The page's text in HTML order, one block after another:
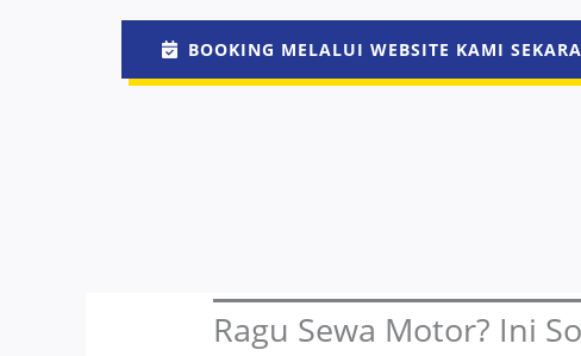
BOOKING MELALUI WEBSITE KAMI
Ragu Sewa Motor? Ini